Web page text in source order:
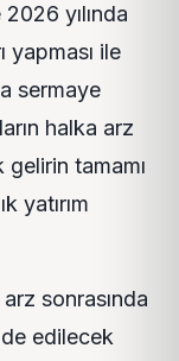
yılında
yapması ile
sermaye
halka arz
tamamı
yatırım
sonrasında
edilecek